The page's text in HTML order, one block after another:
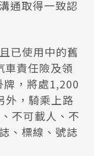
通取得一致認
已使用中的舊
車責任險及領
，將處1,200
外，騎乘上路
不可載人、不
、標線、號誌